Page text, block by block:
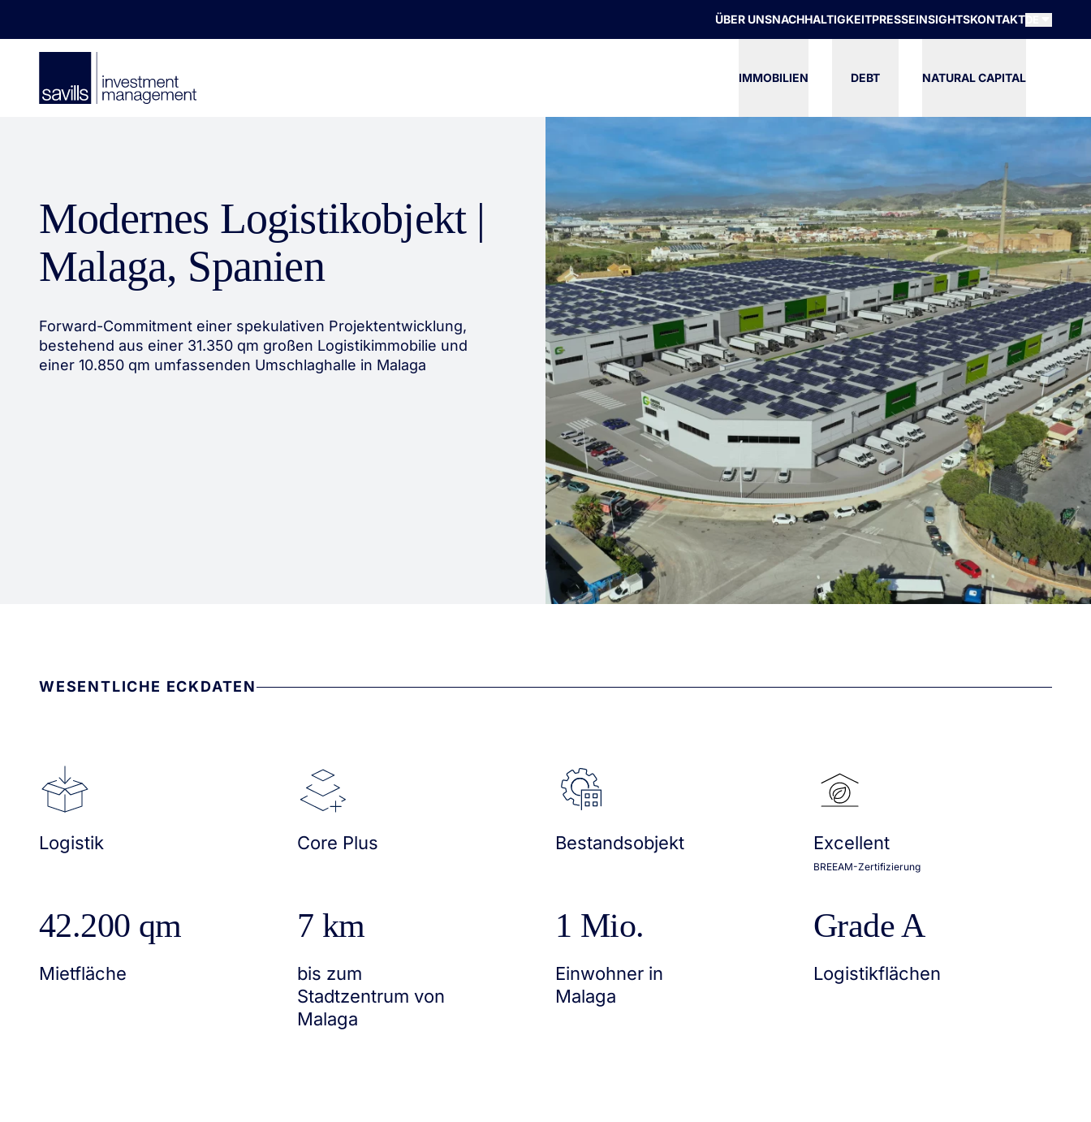
ÜBER UNSNACHHALTIGKEITPRESSEINSIGHTSKONTAKT
IMMOBILIEN DEBT NATURAL CAPITAL
Modernes Logistikobjekt |
Malaga, Spanien
Forward-Commitment einer spekulativen Projektentwicklung,
bestehend aus einer 31.350 qm großen Logistikimmobilie und
einer 10.850 qm umfassenden Umschlaghalle in Malaga
WESENTLICHE ECKDATEN
Logistik Core Plus Bestandsobjekt Excellent
BREEAM-Zertifizierung
42.200 qm
Mietfläche
7 km
bis zum
Stadtzentrum von
Malaga
1 Mio.
Einwohner in
Malaga
Grade A
Logistikflächen